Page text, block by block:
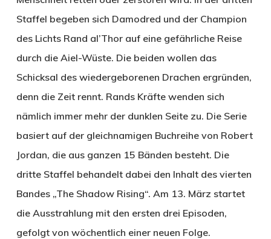
Staffel begeben sich Damodred und der Champion
des Lichts Rand al’Thor auf eine gefährliche Reise
durch die Aiel-Wüste. Die beiden wollen das
Schicksal des wiedergeborenen Drachen ergründen,
denn die Zeit rennt. Rands Kräfte wenden sich
nämlich immer mehr der dunklen Seite zu. Die Serie
basiert auf der gleichnamigen Buchreihe von Robert
Jordan, die aus ganzen 15 Bänden besteht. Die
dritte Staffel behandelt dabei den Inhalt des vierten
Bandes „The Shadow Rising“. Am 13. März startet
die Ausstrahlung mit den ersten drei Episoden,
gefolgt von wöchentlich einer neuen Folge.